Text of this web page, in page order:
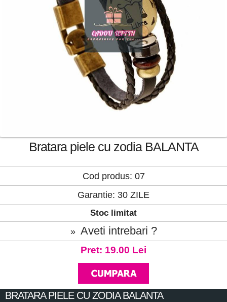
Bratara piele cu zodia BALANTA
Cod produs: 07
Garantie: 30 ZILE
Stoc limitat
» Aveti intrebari ?
Pret: 19.00 Lei
BRATARA PIELE CU ZODIA BALANTA